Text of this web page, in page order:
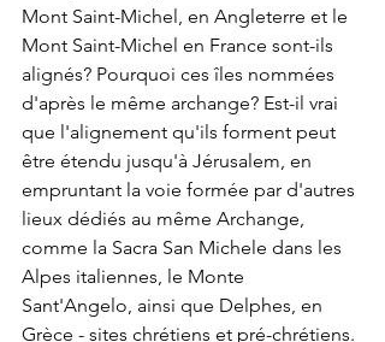
Mont Saint-Michel, en Angleterre et le
Mont Saint-Michel en France sont-ils
alignés? Pourquoi ces îles nommées
d'après le même archange? Est-il vrai
que l'alignement qu'ils forment peut
être étendu jusqu'à Jérusalem, en
empruntant la voie formée par d'autres
lieux dédiés au même Archange,
comme la Sacra San Michele dans les
Alpes italiennes, le Monte
Sant'Angelo, ainsi que Delphes, en
Grèce - sites chrétiens et pré-chrétiens.